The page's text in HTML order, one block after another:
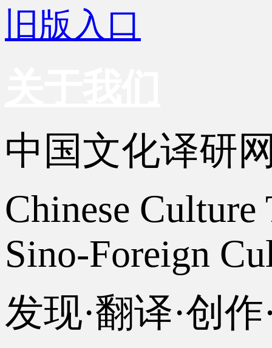
旧版入口
中国文化译研
Chinese
Sino-Foreign
发现·翻译·创